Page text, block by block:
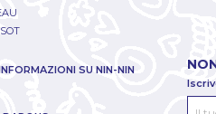
SU NIN-NIN